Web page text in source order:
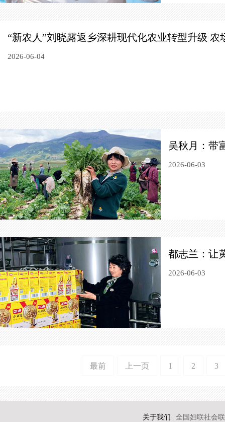
“新农人”刘晓露返乡深耕现代化农业转型升级 农
2026-06-04
吴秋月：带
2026-06-03
都志兰：让
2026-06-03
最前 上一页 1 2 3
关于我们 全国妇联社会